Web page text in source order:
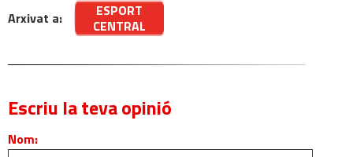
Arxivat a:
ESPORT
CENTRAL
Escriu la teva opinió
Nom: